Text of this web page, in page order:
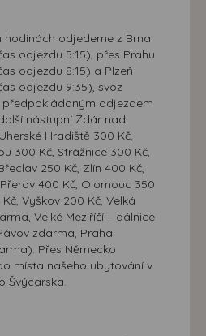
hodinách odjedeme z Brna
odjezdu 5:15), přes Prahu
odjezdu 8:15) a Plzeň
odjezdu 9:35), svoz
předpokládaným odjezdem
nástupní Ždár nad
Hradiště 300 Kč,
300 Kč, Strážnice 300 Kč,
250 Kč, Zlín 400 Kč,
400 Kč, Olomouc 350
Vyškov 200 Kč, Velká
Velké Meziříčí – dálnice
zdarma, Praha
Přes Německo
místa našeho ubytování v
Švýcarska.